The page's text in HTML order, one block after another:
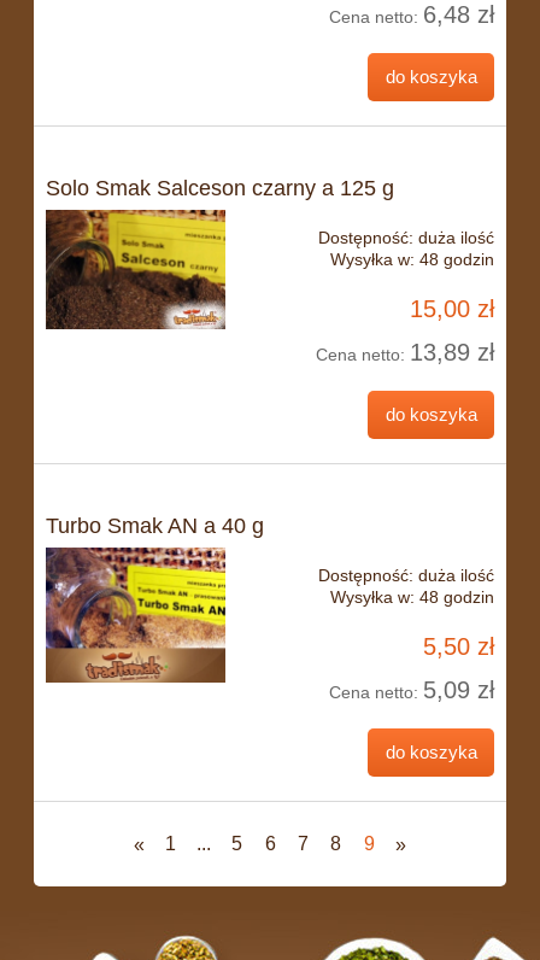
Cena netto: 6,48 zł
do koszyka
Solo Smak Salceson czarny a 125 g
Dostępność: duża ilość
Wysyłka w: 48 godzin
15,00 zł
Cena netto: 13,89 zł
do koszyka
Turbo Smak AN a 40 g
Dostępność: duża ilość
Wysyłka w: 48 godzin
5,50 zł
Cena netto: 5,09 zł
do koszyka
« 1 ... 5 6 7 8 9 »